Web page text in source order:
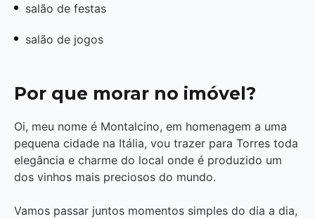
salão de festas
salão de jogos
Por que morar no imóvel?
Oi, meu nome é Montalcino, em homenagem a uma
pequena cidade na Itália, vou trazer para Torres toda
elegância e charme do local onde é produzido um
dos vinhos mais preciosos do mundo.
Vamos passar juntos momentos simples do dia a dia,